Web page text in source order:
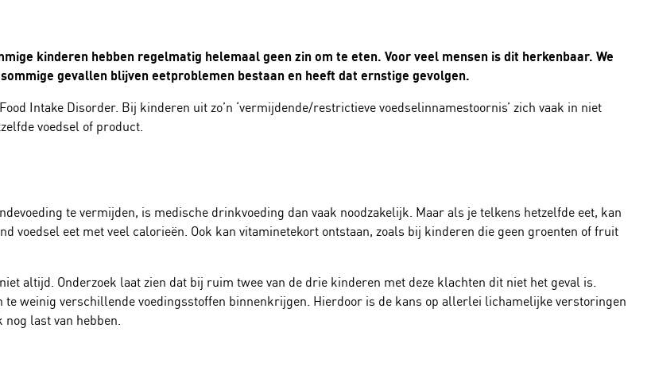
kinderen hebben regelmatig helemaal geen zin om te eten. Voor veel mensen is dit herkenbaar. We
gevallen blijven eetproblemen bestaan en heeft dat ernstige gevolgen.
Intake Disorder. Bij kinderen uit zo’n ‘vermijdende/restrictieve voedselinnamestoornis’ zich vaak in niet
voedsel of product.
te vermijden, is medische drinkvoeding dan vaak noodzakelijk. Maar als je telkens hetzelfde eet, kan
voedsel eet met veel calorieën. Ook kan vitaminetekort ontstaan, zoals bij kinderen die geen groenten of fruit
altijd. Onderzoek laat zien dat bij ruim twee van de drie kinderen met deze klachten dit niet het geval is.
weinig verschillende voedingsstoffen binnenkrijgen. Hierdoor is de kans op allerlei lichamelijke verstoringen
last van hebben.